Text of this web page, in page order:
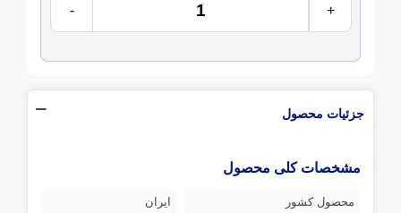
- +
جزئیات محصول
مشخصات کلی محصول
محصول کشور ایران